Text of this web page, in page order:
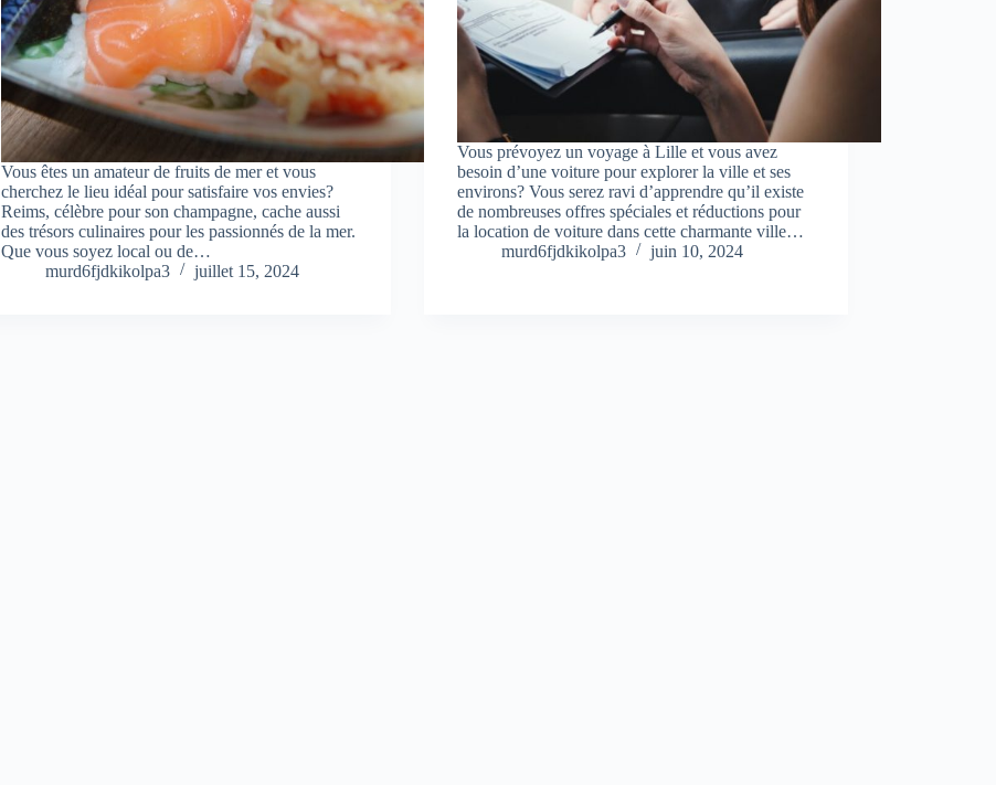
Vous êtes un amateur de fruits de mer et vous
cherchez le lieu idéal pour satisfaire vos envies?
Reims, célèbre pour son champagne, cache aussi
des trésors culinaires pour les passionnés de la mer.
Que vous soyez local ou de…
murd6fjdkikolpa3
juillet 15, 2024
Vous prévoyez un voyage à Lille et vous avez
besoin d’une voiture pour explorer la ville et ses
environs? Vous serez ravi d’apprendre qu’il existe
de nombreuses offres spéciales et réductions pour
la location de voiture dans cette charmante ville…
murd6fjdkikolpa3
juin 10, 2024